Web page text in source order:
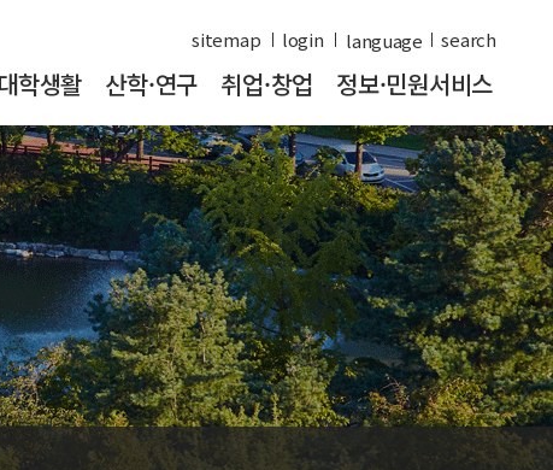
sitemap login search
대학생활 산학·연구 취업·창업 정보·민원서비스